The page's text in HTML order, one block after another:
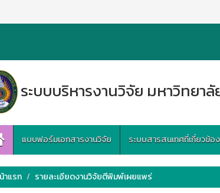
ระบบบริหารงานวิจัย มหาวิทยา
แบบฟอร์มเอกสารงานวิจัย ระบบสารสนเทศที่เกี่ยวข้อง
าแรก รายละเอียดงานวิจัยตีพิมพ์เผยแพร่